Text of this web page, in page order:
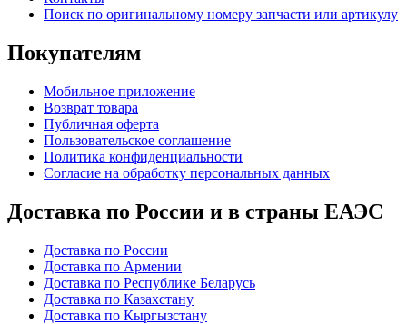
Поиск по оригинальному номеру запчасти или артикулу
Покупателям
Мобильное приложение
Возврат товара
Публичная оферта
Пользовательское соглашение
Политика конфиденциальности
Согласие на обработку персональных данных
Доставка по России и в страны ЕАЭС
Доставка по России
Доставка по Армении
Доставка по Республике Беларусь
Доставка по Казахстану
Доставка по Кыргызстану